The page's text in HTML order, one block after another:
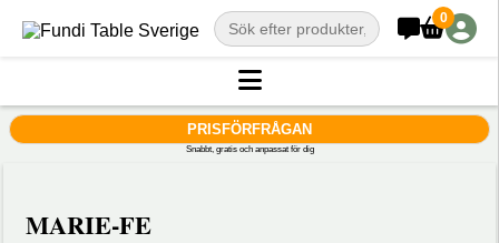
0
PRISFÖRFRÅGAN
Snabbt, gratis och anpassat för dig
MARIE-FE